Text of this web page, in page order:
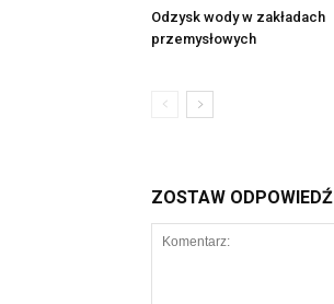
Odzysk wody w zakładach
przemysłowych
ZOSTAW ODPOWIEDŹ